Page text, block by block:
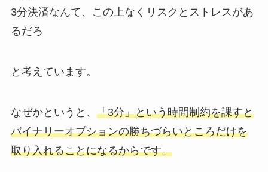
3分決済なんて、この上なくリスクとストレスがあ
るだろ
と考えています。
なぜかというと、 「3分」という時間制約を課すと
バイナリーオプションの勝ちづらいところだけを
取り入れることになるからです。